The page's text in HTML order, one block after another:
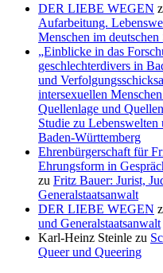
DER LIEBE WEGEN
Aufarbeitung.
Menschen im deutschen
„Einblicke in das
geschlechterdivers in
und
intersexuellen
Quellenlage und
Studie zu
Baden-Württemberg
Ehrenbürgerschaft für
Ehrungsform in
zu Fritz Bauer: Jurist,
Generalstaatsanwalt
DER LIEBE WEGEN
und Generalstaatsanwalt
Karl-Heinz Steinle zu
Queer und Queering